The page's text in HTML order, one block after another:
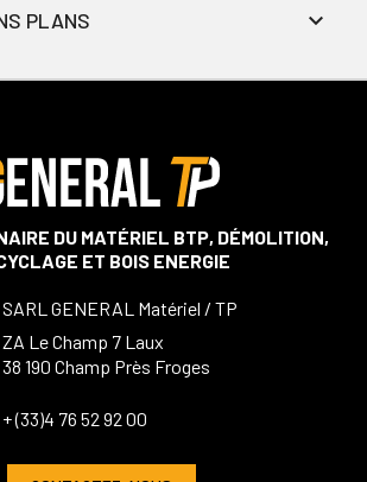
PLANS
DU MATÉRIEL BTP, DÉMOLITION,
ET BOIS ENERGIE
SARL GENERAL Matériel / TP
ZA Le Champ 7 Laux
38 190 Champ Près Froges
+ (33)4 76 52 92 00